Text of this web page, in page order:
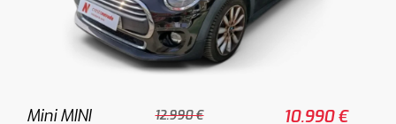
Mini MINI 12.990 € 10.990 €